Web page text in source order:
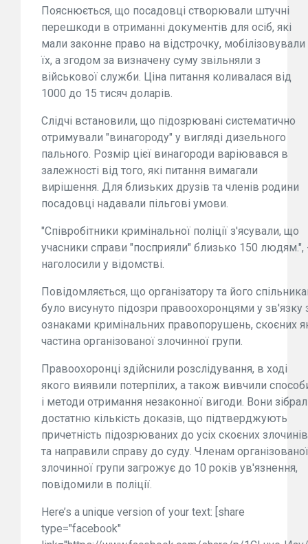
Пояснюється, що посадовці створювали штучні
перешкоди в отриманні документів для осіб, які
мали законне право на відстрочку, мобілізовували
їх, а згодом за визначену суму звільняли з
військової служби. Ціна питання коливалася від
1000 до 15 тисяч доларів.
Слідчі встановили, що підозрювані систематично
отримували "винагороду" у вигляді дизельного
пального. Розмір цієї винагороди варіювався в
залежності від того, які питання вимагали
вирішення. Для близьких друзів та членів родини
посадовці надавали пільгові умови.
"Співробітники кримінальної поліції з'ясували, що
учасники справи "посприяли" близько 150 людям.",
наголосили у відомстві.
Повідомляється, що організатору та його
було висунуто підозри правоохоронцями у зв'язку
ознаками кримінальних правопорушень, скоєних
частина організованої злочинної групи.
Правоохоронці здійснили розслідування, в ході
якого виявили потерпілих, а також вивчили
і методи отримання незаконної вигоди. Вони
достатню кількість доказів, що підтверджують
причетність підозрюваних до усіх скоєних
та направили справу до суду. Членам організованої
злочинної групи загрожує до 10 років ув'язнення,
повідомили в поліції.
Here’s a unique version of your text: [share
type="facebook"